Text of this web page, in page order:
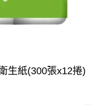
生紙(300張x12捲)